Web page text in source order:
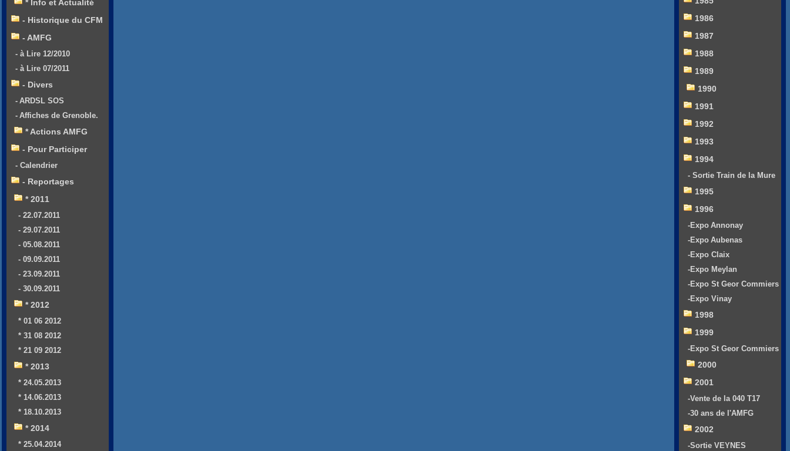
* Info et Actualité
- Historique du CFM
- AMFG
- à Lire 12/2010
- à Lire 07/2011
- Divers
- ARDSL SOS
- Affiches de Grenoble.
* Actions AMFG
- Pour Participer
- Calendrier
- Reportages
* 2011
- 22.07.2011
- 29.07.2011
- 05.08.2011
- 09.09.2011
- 23.09.2011
- 30.09.2011
* 2012
* 01 06 2012
* 31 08 2012
* 21 09 2012
* 2013
* 24.05.2013
* 14.06.2013
* 18.10.2013
* 2014
* 25.04.2014
1986
1987
1988
1989
1990
1991
1992
1993
1994
- Sortie Train de la Mure
1995
1996
-Expo Annonay
-Expo Aubenas
-Expo Claix
-Expo Meylan
-Expo St Geor Commiers
-Expo Vinay
1998
1999
-Expo St Geor Commiers
2000
2001
-Vente de la 040 T17
-30 ans de l'AMFG
2002
-Sortie VEYNES